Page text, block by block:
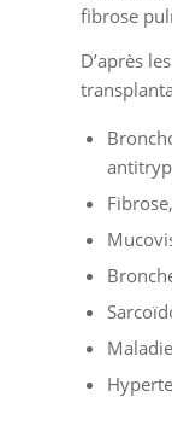
fibrose
D’après